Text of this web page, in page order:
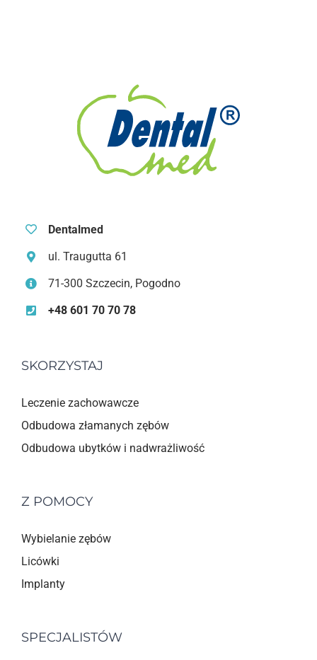
Dentalmed
ul. Traugutta 61
71-300 Szczecin, Pogodno
+48 601 70 70 78
SKORZYSTAJ
Leczenie zachowawcze
Odbudowa złamanych zębów
Odbudowa ubytków i nadwrażliwość
Z POMOCY
Wybielanie zębów
Licówki
Implanty
SPECJALISTÓW